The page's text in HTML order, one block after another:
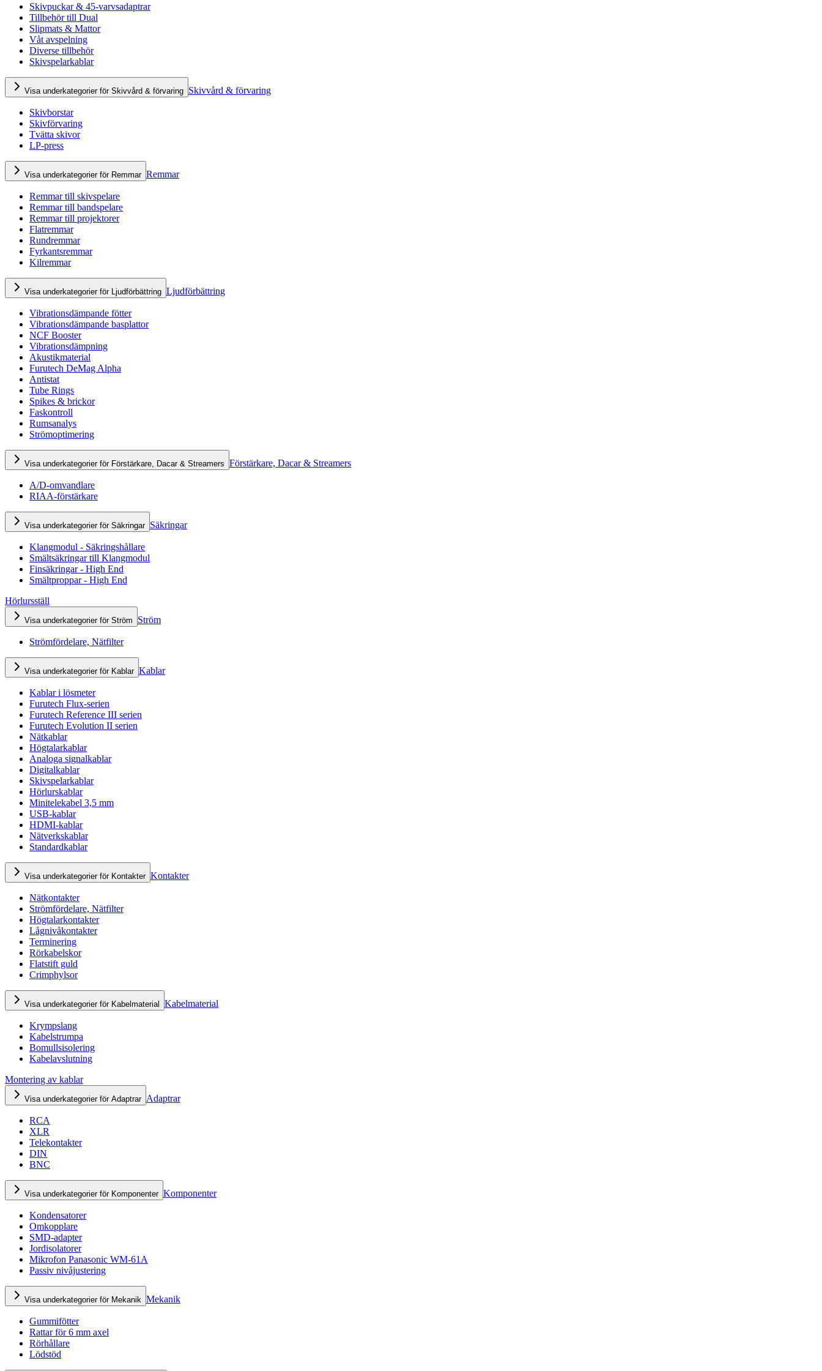
Skivpuckar & 45-varvsadaptrar
Tillbehör till Dual
Slipmats & Mattor
Våt avspelning
Diverse tillbehör
Skivspelarkablar
Visa underkategorier för Skivvård & förvaring Skivvård & förvaring
Skivborstar
Skivförvaring
Tvätta skivor
LP-press
Visa underkategorier för Remmar Remmar
Remmar till skivspelare
Remmar till bandspelare
Remmar till projektorer
Flatremmar
Rundremmar
Fyrkantsremmar
Kilremmar
Visa underkategorier för Ljudförbättring Ljudförbättring
Vibrationsdämpande fötter
Vibrationsdämpande basplattor
NCF Booster
Vibrationsdämpning
Akustikmaterial
Furutech DeMag Alpha
Antistat
Tube Rings
Spikes & brickor
Faskontroll
Rumsanalys
Strömoptimering
Visa underkategorier för Förstärkare, Dacar & Streamers Förstärkare, Dacar & Streamers
A/D-omvandlare
RIAA-förstärkare
Visa underkategorier för Säkringar Säkringar
Klangmodul - Säkringshållare
Smältsäkringar till Klangmodul
Finsäkringar - High End
Smältproppar - High End
Hörlursställ
Visa underkategorier för Ström Ström
Strömfördelare, Nätfilter
Visa underkategorier för Kablar Kablar
Kablar i lösmeter
Furutech Flux-serien
Furutech Reference III serien
Furutech Evolution II serien
Nätkablar
Högtalarkablar
Analoga signalkablar
Digitalkablar
Skivspelarkablar
Hörlurskablar
Minitelekabel 3,5 mm
USB-kablar
HDMI-kablar
Nätverkskablar
Standardkablar
Visa underkategorier för Kontakter Kontakter
Nätkontakter
Strömfördelare, Nätfilter
Högtalarkontakter
Lågnivåkontakter
Terminering
Rörkabelskor
Flatstift guld
Crimphylsor
Visa underkategorier för Kabelmaterial Kabelmaterial
Krympslang
Kabelstrumpa
Bomullsisolering
Kabelavslutning
Montering av kablar
Visa underkategorier för Adaptrar Adaptrar
RCA
XLR
Telekontakter
DIN
BNC
Visa underkategorier för Komponenter Komponenter
Kondensatorer
Omkopplare
SMD-adapter
Jordisolatorer
Mikrofon Panasonic WM-61A
Passiv nivåjustering
Visa underkategorier för Mekanik Mekanik
Gummifötter
Rattar för 6 mm axel
Rörhållare
Lödstöd